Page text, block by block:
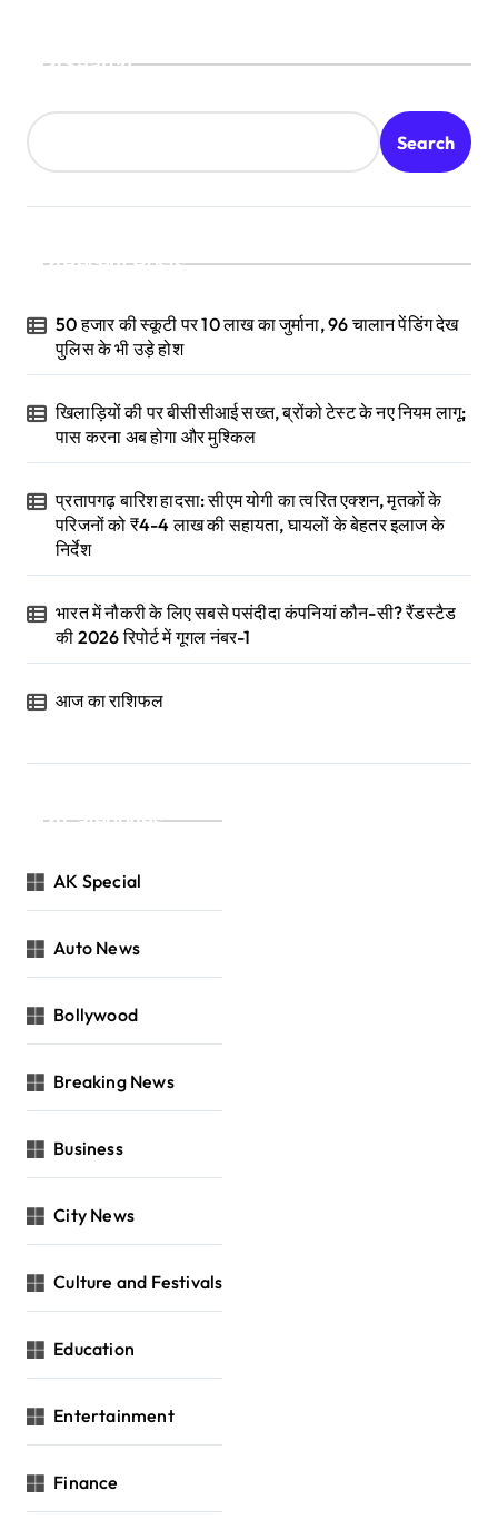
Search
Search
Recent Posts
50 हजार की स्कूटी पर 10 लाख का जुर्माना, 96 चालान पेंडिंग देख
पुलिस के भी उड़े होश
खिलाड़ियों की पर बीसीसीआई सख्त, ब्रोंको टेस्ट के नए नियम लागू;
पास करना अब होगा और मुश्किल
प्रतापगढ़ बारिश हादसा: सीएम योगी का त्वरित एक्शन, मृतकों के
परिजनों को ₹4-4 लाख की सहायता, घायलों के बेहतर इलाज के
निर्देश
भारत में नौकरी के लिए सबसे पसंदीदा कंपनियां कौन-सी? रैंडस्टैड
की 2026 रिपोर्ट में गूगल नंबर-1
आज का राशिफल
Categories
AK Special
Auto News
Bollywood
Breaking News
Business
City News
Culture and Festivals
Education
Entertainment
Finance